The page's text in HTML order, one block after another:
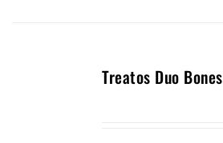
Treatos Duo Bones